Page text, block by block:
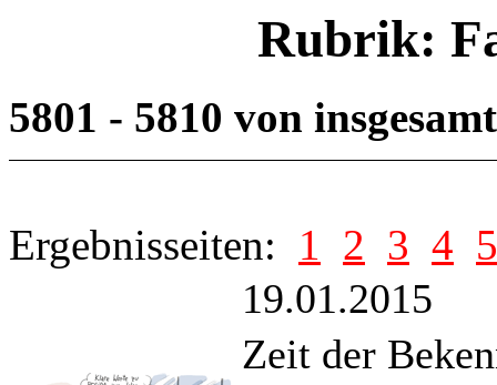
Rubrik:
5801 - 5810 von
Ergebnisseiten: 1 2 3 4 5
19.01.2015
Zeit der